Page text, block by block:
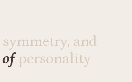
symmetry, and
personality